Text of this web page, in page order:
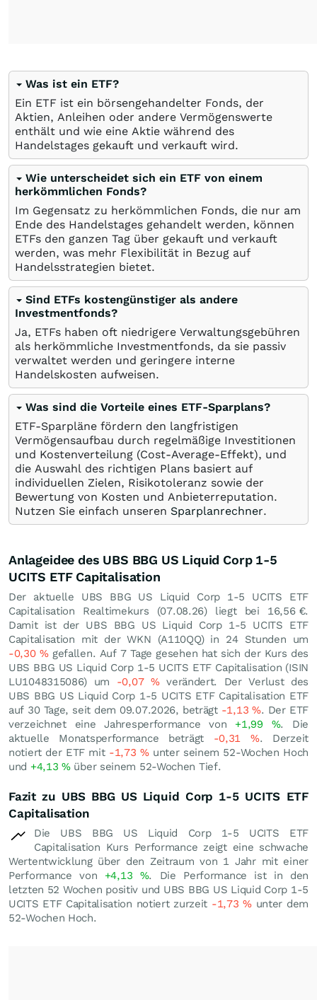
Was ist ein ETF?
Ein ETF ist ein börsengehandelter Fonds, der
Aktien, Anleihen oder andere Vermögenswerte
enthält und wie eine Aktie während des
Handelstages gekauft und verkauft wird.
Wie unterscheidet sich ein ETF von einem
herkömmlichen Fonds?
Im Gegensatz zu herkömmlichen Fonds, die nur am
Ende des Handelstages gehandelt werden, können
ETFs den ganzen Tag über gekauft und verkauft
werden, was mehr Flexibilität in Bezug auf
Handelsstrategien bietet.
Sind ETFs kostengünstiger als andere
Investmentfonds?
Ja, ETFs haben oft niedrigere Verwaltungsgebühren
als herkömmliche Investmentfonds, da sie passiv
verwaltet werden und geringere interne
Handelskosten aufweisen.
Was sind die Vorteile eines ETF-Sparplans?
ETF-Sparpläne fördern den langfristigen
Vermögensaufbau durch regelmäßige Investitionen
und Kostenverteilung (Cost-Average-Effekt), und
die Auswahl des richtigen Plans basiert auf
individuellen Zielen, Risikotoleranz sowie der
Bewertung von Kosten und Anbieterreputation.
Nutzen Sie einfach unseren Sparplanrechner.
Anlageidee des UBS BBG US Liquid Corp 1-5
UCITS ETF Capitalisation
Der aktuelle UBS BBG US Liquid Corp 1-5 UCITS ETF
Capitalisation Realtimekurs (07.08.26) liegt bei 16,56 €.
Damit ist der UBS BBG US Liquid Corp 1-5 UCITS ETF
Capitalisation mit der WKN (A110QQ) in 24 Stunden um
-0,30 %gefallen. Auf 7 Tage gesehen hat sich der Kurs des
UBS BBG US Liquid Corp 1-5 UCITS ETF Capitalisation (ISIN
LU1048315086) um -0,07 %verändert. Der Verlust des
UBS BBG US Liquid Corp 1-5 UCITS ETF Capitalisation ETF
auf 30 Tage, seit dem 09.07.2026, beträgt -1,13%. Der ETF
verzeichnet eine Jahresperformance von +1,99 %. Die
aktuelle Monatsperformance beträgt -0,31 %. Derzeit
notiert der ETF mit -1,73 %unter seinem 52-Wochen Hoch
und +4,13%über seinem 52-Wochen Tief.
Fazit zu UBS BBG US Liquid Corp 1-5 UCITS ETF
Capitalisation
Die UBS BBG US Liquid Corp 1-5 UCITS ETF
Capitalisation Kurs Performance zeigt eine schwache
Wertentwicklung über den Zeitraum von 1 Jahr mit einer
Performance von +4,13 %. Die Performance ist in den
letzten 52 Wochen positiv und UBS BBG US Liquid Corp 1-5
UCITS ETF Capitalisation notiert zurzeit -1,73%unter dem
52-Wochen Hoch.